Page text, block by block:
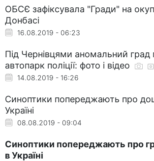
ОБСЄ зафіксувала "Гради" на
Донбасі
16.08.2019 - 06:23
Під Чернівцями аномальний
автопарк поліції: фото і відео
14.08.2019 - 16:26
Синоптики попереджають про
Україні
08.08.2019 - 09:04
Синоптики попереджають про
в Україні